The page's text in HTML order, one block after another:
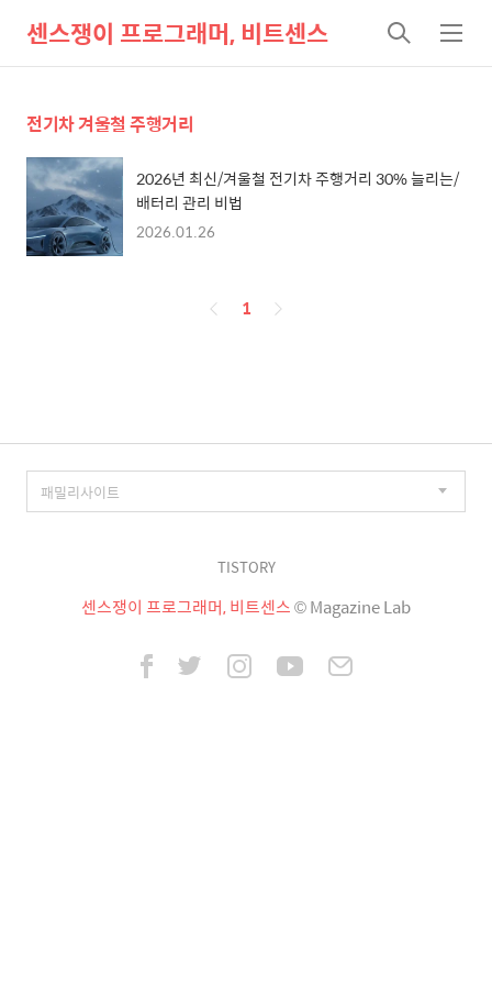
센스쟁이 프로그래머, 비트센스
검
색
메
뉴
전기차 겨울철 주행거리
2026년 최신/겨울철 전기차 주행거리 30% 늘리는/
배터리 관리 비법
2026.01.26
페
1
TISTORY
센스쟁이 프로그래머, 비트센스© Magazine Lab